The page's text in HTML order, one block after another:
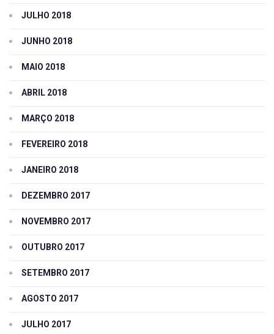
JULHO 2018
JUNHO 2018
MAIO 2018
ABRIL 2018
MARÇO 2018
FEVEREIRO 2018
JANEIRO 2018
DEZEMBRO 2017
NOVEMBRO 2017
OUTUBRO 2017
SETEMBRO 2017
AGOSTO 2017
JULHO 2017